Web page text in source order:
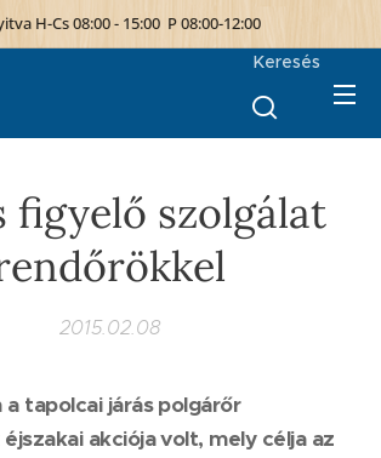
H-Cs 08:00 - 15:00 P 08:00-12:00
Keresés
figyelő szolgálat
2015.02.08
tapolcai járás polgárőr
akciója volt, mely célja az